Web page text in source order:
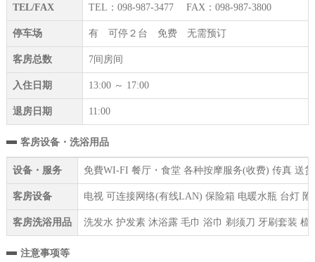
TEL/FAX TEL：098-987-3477 FAX：098-987-3800
停车场 有 可停２台 免费 无需预订
客房总数 7间房间
入住日期 13:00 ～ 17:00
退房日期 11:00
客房设备・洗浴用品
设备・服务 免費WI-FI 餐厅・食堂 各种按摩服务(收费) 传真 送
客房设备 电视 可连接网络(有线LAN) 保险箱 电暖水瓶 台灯
客房洗浴用品 洗发水 护发素 沐浴露 毛巾 浴巾 剃须刀 牙刷套装 梳
注意事项等